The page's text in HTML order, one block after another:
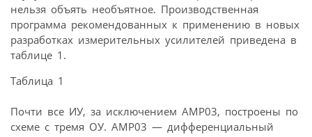
нельзя объять необъятное. Производственная
программа рекомендованных к применению в новых
разработках измерительных усилителей приведена в
таблице 1.
Таблица 1
Почти все ИУ, за исключением AMP03, построены по
схеме с тремя ОУ. AMP03 — дифференциальный